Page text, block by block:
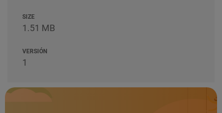
SIZE
1.51 MB
VERSIÓN
1